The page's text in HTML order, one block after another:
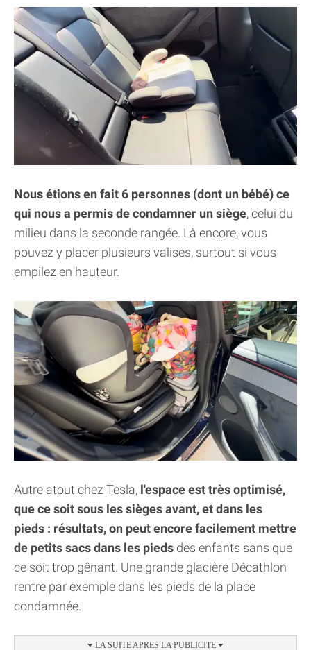
Nous étions en fait 6 personnes (dont un bébé) ce
qui nous a permis de condamner un siège, celui du
milieu dans la seconde rangée. Là encore, vous
pouvez y placer plusieurs valises, surtout si vous
empilez en hauteur.
Autre atout chez Tesla, l'espace est très optimisé,
que ce soit sous les sièges avant, et dans les
pieds : résultats, on peut encore facilement mettre
de petits sacs dans les pieds des enfants sans que
ce soit trop gênant. Une grande glacière Décathlon
rentre par exemple dans les pieds de la place
condamnée.